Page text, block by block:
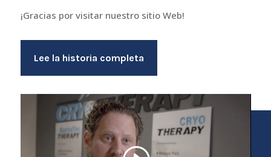
¡Gracias por visitar nuestro sitio Web!
Lee la historia completa